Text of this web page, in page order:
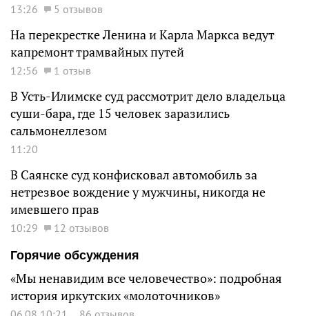
13:26 5 отзывов
На перекрестке Ленина и Карла Маркса ведут
капремонт трамвайных путей
12:56 1 отзыв
В Усть-Илимске суд рассмотрит дело владельца
суши-бара, где 15 человек заразились
сальмонеллезом
11:20
В Саянске суд конфисковал автомобиль за
нетрезвое вождение у мужчины, никогда не
имевшего прав
10:29
12 отзывов
Горячие обсуждения
«Мы ненавидим все человечество»: подробная
история иркутских «молоточников»